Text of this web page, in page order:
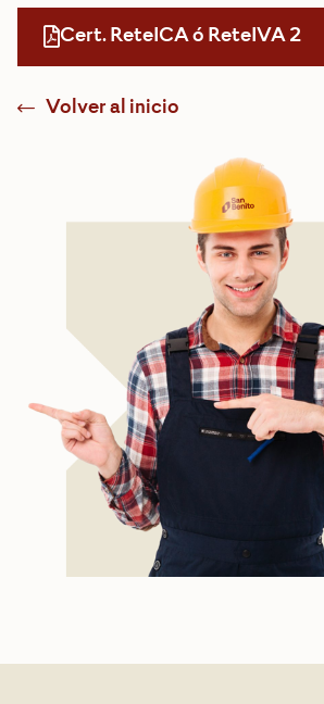
Cert. ReteICA ó ReteIVA 2
Volver al inicio